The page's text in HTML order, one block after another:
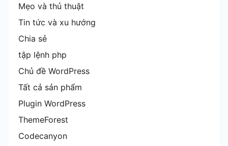
Mẹo và thủ thuật
Tin tức và xu hướng
Chia sẻ
tập lệnh php
Chủ đề WordPress
Tất cả sản phẩm
Plugin WordPress
ThemeForest
Codecanyon